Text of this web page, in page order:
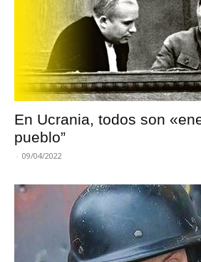
En Ucrania, todos son
pueblo”
- 09/04/2022